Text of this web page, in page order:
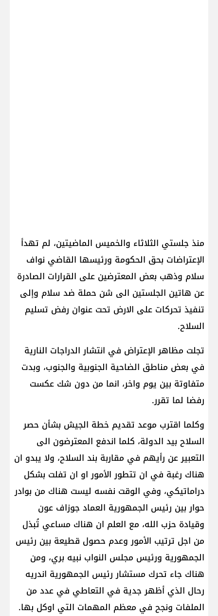
منذ جلستي الثلاثاء والخميس الماضيتين، لم تهدأ
الإعتراضات بحق الحكومة ورئيسها القاضي نواف
سلام وذهب بعض المعترضين على القرارات الصادرة
عن هاتين الجلستين الى شن حملة ضد سلام وإلى
تنفيذ تحركات على الارض تحت عنوان رفض تسليم
السلاح.
تجلت مظاهر الإعتراض في انتشار الدراجات النارية
في بعض مناطق الضاحية الجنوبية والجنوب، وبدت
متفاوتة بين يوم واخر، انما من دون شك عكست
رفضا لما تقرر.
وكلما اقترب موعد تقديم خطة الجيش بشأن حصر
السلاح بيد الدولة، كلما اندفع المعترضون الى
التعبير عن رأيهم في مقاربة بند السلاح، ولا يبدو ان
هناك رغبة في ان تتطور الأمور او ان تفلت بشكل
دراماتيكي، وفي الوقت نفسه ليست هناك من بوادر
حوار بين رئيس الجمهورية العماد جوزاف عون
وقيادة حزب الله، مع العلم ان هناك مساعي تُبذل
من اجل ترتيب الأمور وعدم حصول قطيعة بين رئيس
الجمهورية ورئيس مجلس النواب نبيه بري، ومن
هناك جاء تحرك مستشار رئيس الجمهورية اندريه
رحال الذي أظهر جدية في التعاطي في عدد من
الملفات ونجح في معظم المهمات التي اوكل بها.